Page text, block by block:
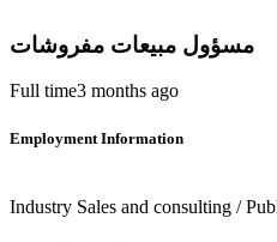
مسؤول مبيعات مفروشات
Full time3 months ago
Employment Information
Industry Sales and consulting /